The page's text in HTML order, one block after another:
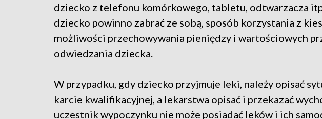
dziecko z telefonu komórkowego, tabletu, odtwarzacza
dziecko powinno zabrać ze sobą, sposób korzystania z
możliwości przechowywania pieniędzy i wartościowych
odwiedzania dziecka.
W przypadku, gdy dziecko przyjmuje leki, należy opisać
karcie kwalifikacyjnej, a lekarstwa opisać i przekazać
uczestnik wypoczynku nie może posiadać leków i ich